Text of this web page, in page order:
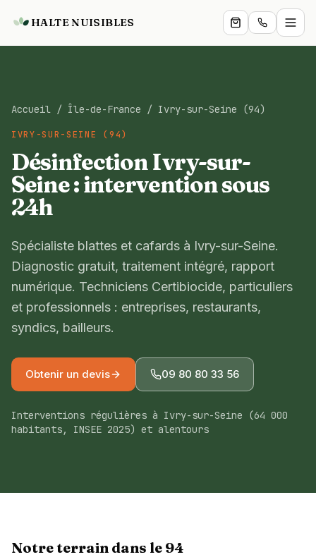
HALTE NUISIBLES
Professionnels
Services
Boutique
Expertise
À propos
Devis gratuit
09 80 80 33 56
Accueil / Île-de-France / Ivry-sur-Seine (94)
IVRY-SUR-SEINE (94)
Désinfection Ivry-sur-
Seine : intervention sous
24h
Spécialiste blattes et cafards à Ivry-sur-Seine.
Diagnostic gratuit, traitement intégré, rapport
numérique. Techniciens Certibiocide, particuliers
et professionnels : entreprises, restaurants,
syndics, bailleurs.
Obtenir un devis 09 80 80 33 56
Interventions régulières à Ivry-sur-Seine (64 000
habitants, INSEE 2025) et alentours
Notre terrain dans le 94